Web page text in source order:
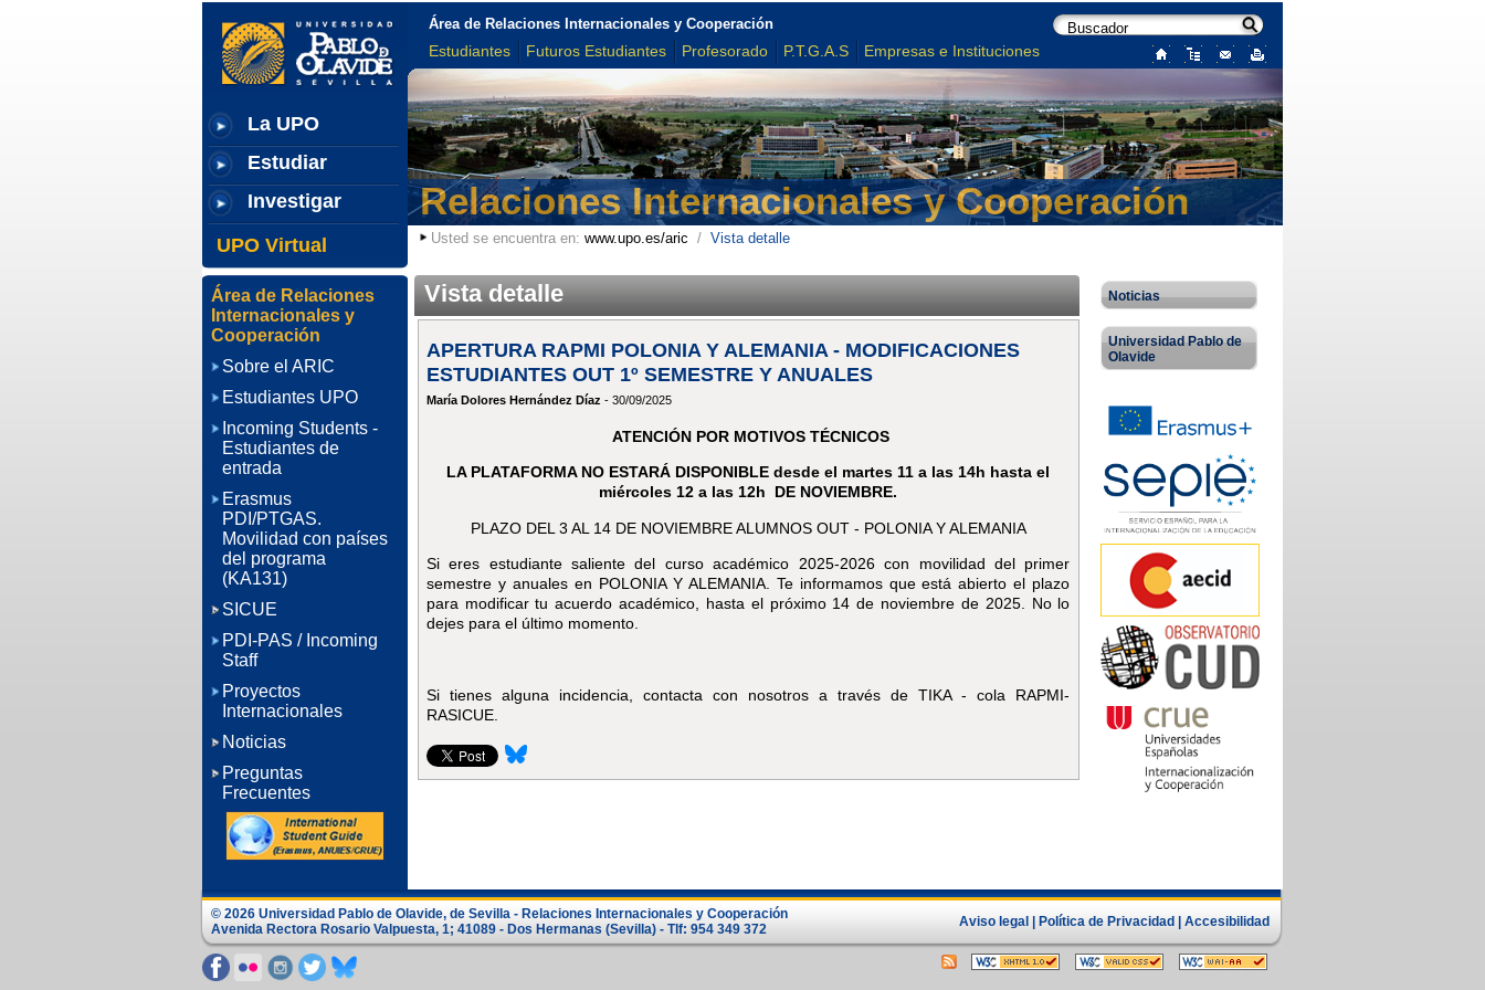
La UPO
Estudiar
Investigar
UPO Virtual
Área de Relaciones Internacionales y Cooperación
Estudiantes Futuros Estudiantes Profesorado P.T.G.A.S Empresas e Instituciones
Relaciones Internacionales y Cooperación
Usted se encuentra en: www.upo.es/aric / Vista detalle
Vista detalle
APERTURA RAPMI POLONIA Y ALEMANIA - MODIFICACIONES
ESTUDIANTES OUT 1º SEMESTRE Y ANUALES
María Dolores Hernández Díaz- 30/09/2025
ATENCIÓN POR MOTIVOS TÉCNICOS
LA PLATAFORMA NO ESTARÁ DISPONIBLE desde el martes 11 a las 14h hasta el
miércoles 12 a las 12h DE NOVIEMBRE.
PLAZO DEL 3 AL 14 DE NOVIEMBRE ALUMNOS OUT - POLONIA Y ALEMANIA
Si eres estudiante saliente del curso académico 2025-2026 con movilidad del primer
semestre y anuales en POLONIA Y ALEMANIA. Te informamos que está abierto el plazo
para modificar tu acuerdo académico, hasta el próximo 14 de noviembre de 2025. No lo
dejes para el último momento.
Si tienes alguna incidencia, contacta con nosotros a través de TIKA - cola RAPMI-
RASICUE.
Área de Relaciones
Internacionales y
Cooperación
Sobre el ARIC
Estudiantes UPO
Incoming Students -
Estudiantes de
entrada
Erasmus
PDI/PTGAS.
Movilidad con países
del programa
(KA131)
SICUE
PDI-PAS / Incoming
Staff
Proyectos
Internacionales
Noticias
Preguntas
Frecuentes
Noticias
Universidad Pablo de
Olavide
© 2026 Universidad Pablo de Olavide, de Sevilla - Relaciones Internacionales y Cooperación
Avenida Rectora Rosario Valpuesta, 1; 41089 - Dos Hermanas (Sevilla) - Tlf: 954 349 372
Aviso legal | Política de Privacidad | Accesibilidad